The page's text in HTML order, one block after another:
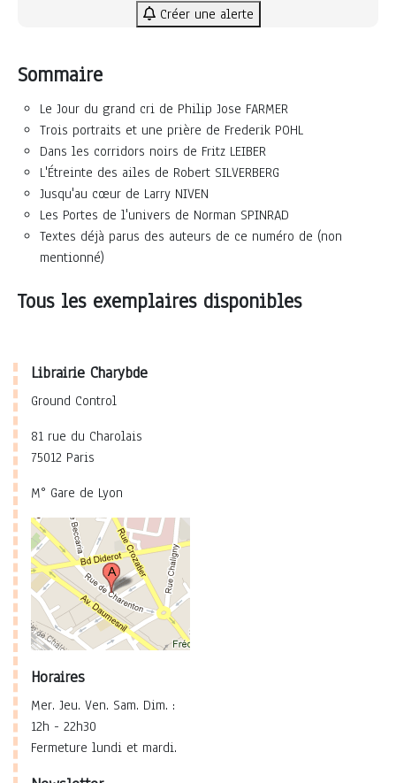
Créer une alerte
Sommaire
Le Jour du grand cri de Philip Jose FARMER
Trois portraits et une prière de Frederik POHL
Dans les corridors noirs de Fritz LEIBER
L'Étreinte des ailes de Robert SILVERBERG
Jusqu'au cœur de Larry NIVEN
Les Portes de l'univers de Norman SPINRAD
Textes déjà parus des auteurs de ce numéro de (non
mentionné)
Tous les exemplaires disponibles
Librairie Charybde
Ground Control
81 rue du Charolais
75012 Paris
M° Gare de Lyon
Horaires
Mer. Jeu. Ven. Sam. Dim. :
12h - 22h30
Fermeture lundi et mardi.